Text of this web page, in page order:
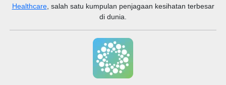
Healthcare, salah satu kumpulan penjagaan kesihatan terbesar
di dunia.